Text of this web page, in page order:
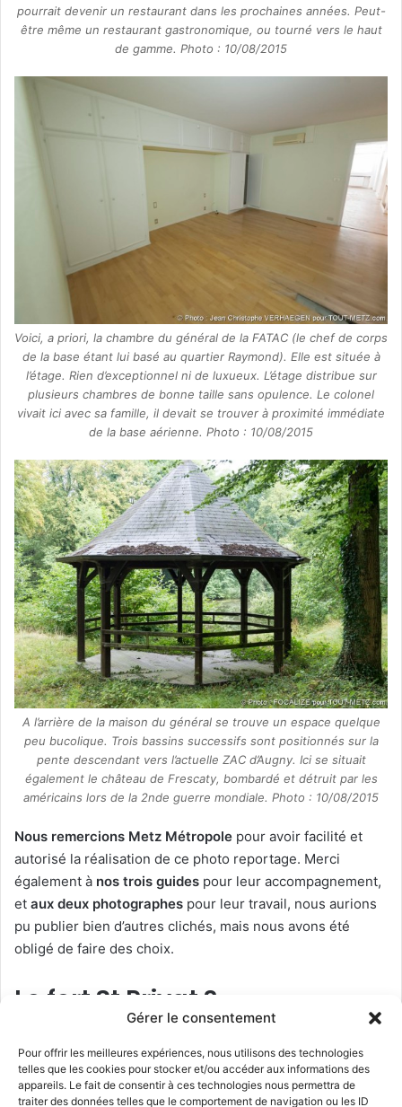
Gérer le consentement
Pour offrir les meilleures expériences, nous utilisons des technologies
telles que les cookies pour stocker et/ou accéder aux informations des
appareils. Le fait de consentir à ces technologies nous permettra de
traiter des données telles que le comportement de navigation ou les ID
pourrait devenir un restaurant dans les prochaines années. Peut-
être même un restaurant gastronomique, ou tourné vers le haut
de gamme. Photo : 10/08/2015
Voici, a priori, la chambre du général de la FATAC (le chef de corps
de la base étant lui basé au quartier Raymond). Elle est située à
l’étage. Rien d’exceptionnel ni de luxueux. L’étage distribue sur
plusieurs chambres de bonne taille sans opulence. Le colonel
vivait ici avec sa famille, il devait se trouver à proximité immédiate
de la base aérienne. Photo : 10/08/2015
A l’arrière de la maison du général se trouve un espace quelque
peu bucolique. Trois bassins successifs sont positionnés sur la
pente descendant vers l’actuelle ZAC d’Augny. Ici se situait
également le château de Frescaty, bombardé et détruit par les
américains lors de la 2nde guerre mondiale. Photo : 10/08/2015
Nous remercions Metz Métropole pour avoir facilité et
autorisé la réalisation de ce photo reportage. Merci
également à nos trois guides pour leur accompagnement,
et aux deux photographes pour leur travail, nous aurions
pu publier bien d’autres clichés, mais nous avons été
obligé de faire des choix.
Le fort St Privat ?
en 2015 au point de départ de son remaniement,
appartient à Metz Métropole. Enfin presque, car à